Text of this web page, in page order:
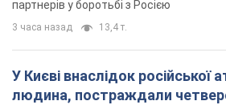
партнерів у боротьбі з Росією
3 часа назад 13,4 т.
У Києві внаслідок російської
людина, постраждали